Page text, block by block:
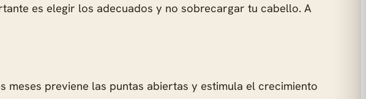
es elegir los adecuados y no sobrecargar tu cabello. A
previene las puntas abiertas y estimula el crecimiento